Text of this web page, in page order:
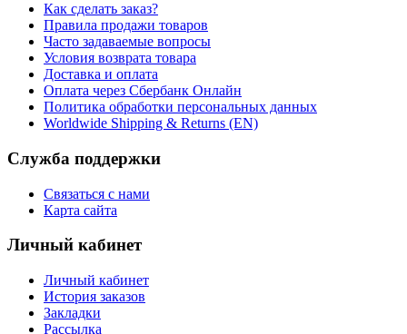
Как сделать заказ?
Правила продажи товаров
Часто задаваемые вопросы
Условия возврата товара
Доставка и оплата
Оплата через Сбербанк Онлайн
Политика обработки персональных данных
Worldwide Shipping & Returns (EN)
Служба поддержки
Связаться с нами
Карта сайта
Личный кабинет
Личный кабинет
История заказов
Закладки
Рассылка